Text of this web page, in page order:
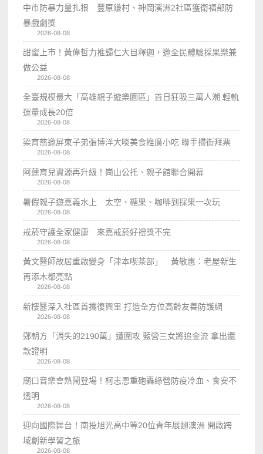
中市防暴力量扎根 豐原鎌村、神岡溪洲2社區獲衛福部防
暴戲劇獎
2026-08-08
甜蜜上市！黃偉哲力推歸仁大目釋迦，邀全民體驗採果樂兼
做公益
2026-08-08
全臺規模最大「高雄親子遊樂園區」首日狂吸三萬人潮 輕軌
運量成長20倍
2026-08-08
梁育慈邀屏東子弟張博洋大啖美食推廣小吃 聯手掃街拜票
2026-08-08
阿蓮育兒資源再升級！崗山公托、親子館聯合開幕
2026-08-08
暑假親子遊嘉義水上 太空、糖果、咖啡到採果一次玩
2026-08-08
戒菸守護全家健康 來嘉戒菸好禮獎不完
2026-08-08
黃文醫師故居重啟變身「津本喫茶部」 黃敏惠：老屋新生
再添木都亮點
2026-08-08
新樓醫深入社區首攜復興里 打造全方位高齡友善防護網
2026-08-08
鄭朝方「消失的2190萬」遭圍攻 藍營三女將追金流 拿出還
款證明
2026-08-08
廟口音樂會熱鬧登場！柯志恩重砲轟綠營防疫冷血、食安不
透明
2026-08-08
迎向國際舞台！南投旭光高中等20位青年展翅澳洲 開啟跨
域創新學習之旅
2026-08-08